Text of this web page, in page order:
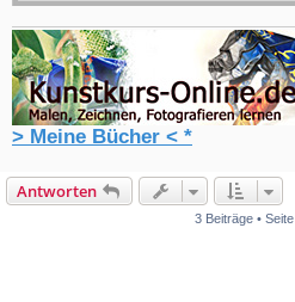
> Meine Bücher < *
Antworten
3 Beiträge • Seite